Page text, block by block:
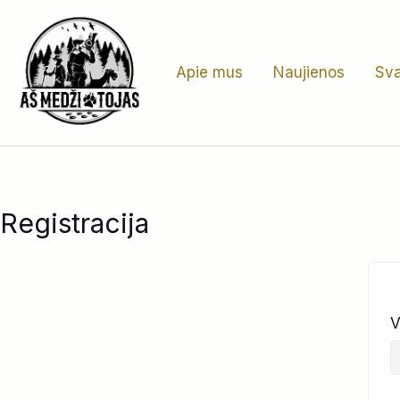
turinio
Apie mus
Naujienos
Registracija